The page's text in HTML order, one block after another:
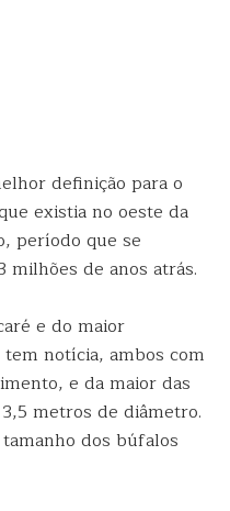
definição para o
existia no oeste da
período que se
milhões de anos atrás.
e do maior
notícia, ambos com
e da maior das
metros de diâmetro.
dos búfalos